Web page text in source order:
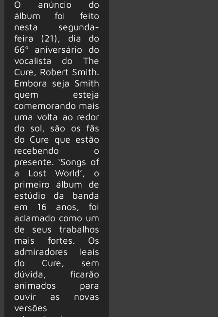
O anúncio do
álbum foi feito
nesta segunda-
feira (21), dia do
66º aniversário do
vocalista do The
Cure, Robert Smith.
Embora seja Smith
quem esteja
comemorando mais
uma volta ao redor
do sol, são os fãs
do Cure que estão
recebendo o
presente. ‘Songs of
a Lost World’, o
primeiro álbum de
estúdio da banda
em 16 anos, foi
aclamado como um
de seus trabalhos
mais fortes. Os
admiradores leais
do Cure, sem
dúvida, ficarão
animados para
ouvir as novas
versões